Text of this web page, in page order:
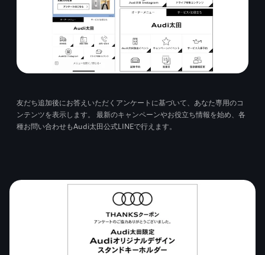
友だち追加後にお答えいただくアンケートに基づいて、あなた専用のコ
ンテンツを表示します。 最新のキャンペーンやお役立ち情報を始め、各
種お問い合わせもAudi太田公式LINEで行えます。